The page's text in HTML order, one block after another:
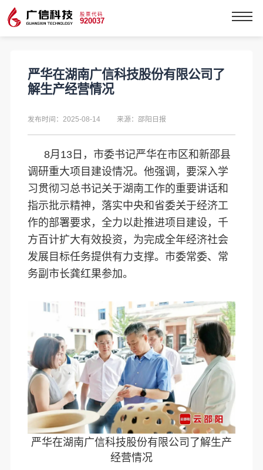
股票代码
920037
严华在湖南广信科技股份有限公司了
解生产经营情况
发布时间：2025-08-14 来源：邵阳日报
8月13日，市委书记严华在市区和新邵县
调研重大项目建设情况。他强调，要深入学
习贯彻习总书记关于湖南工作的重要讲话和
指示批示精神，落实中央和省委关于经济工
作的部署要求，全力以赴推进项目建设，千
方百计扩大有效投资，为完成全年经济社会
发展目标任务提供有力支撑。市委常委、常
务副市长龚红果参加。
严华在湖南广信科技股份有限公司了解生产
经营情况